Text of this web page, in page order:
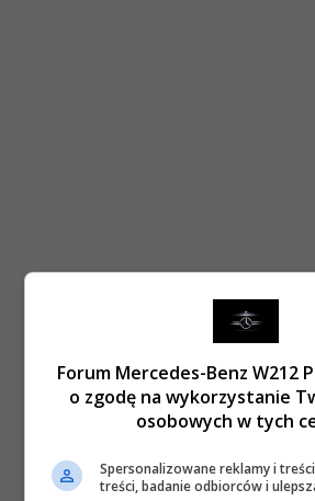
Forum Mercedes-Benz W212
o zgodę na wykorzystanie
osobowych w tych
Spersonalizowane reklamy i
treści, badanie odbiorców i